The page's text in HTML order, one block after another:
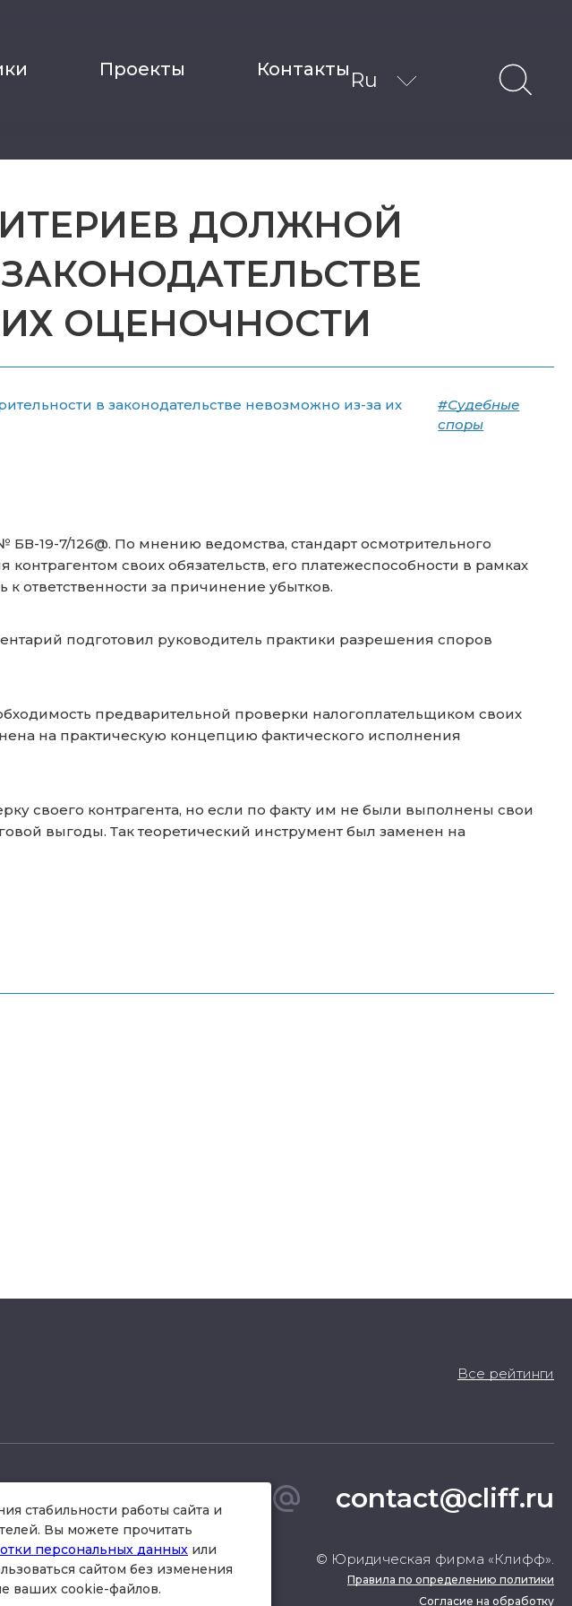
Проекты Контакты Ru
ДОЛЖНОЙ
ОЦЕНОЧНОСТИ
в законодательстве невозможно из-за их
#Судебные
споры
19-7/126@. По мнению ведомства, стандарт осмотрительного
своих обязательств, его платежеспособности в рамках
ответственности за причинение убытков.
подготовил руководитель практики разрешения споров
предварительной проверки налогоплательщиком своих
на практическую концепцию фактического исполнения
своего контрагента, но если по факту им не были выполнены свои
выгоды. Так теоретический инструмент был заменен на
Все рейтинги
34 61
проезда
contact@cliff.ru
© Юридическая фирма «Клифф».
Правила по определению политики
Согласие на обработку
стабильности работы сайта и
Вы можете прочитать
персональных данных или
сайтом без изменения
ваших cookie-файлов.